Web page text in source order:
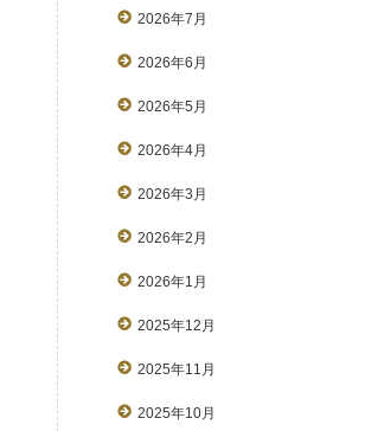
2026年7月
2026年6月
2026年5月
2026年4月
2026年3月
2026年2月
2026年1月
2025年12月
2025年11月
2025年10月